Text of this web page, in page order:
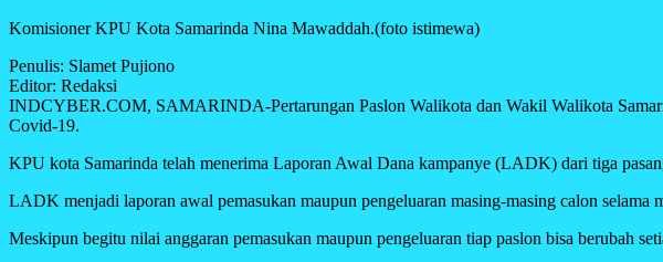
Komisioner KPU Kota Samarinda Nina Mawaddah.(foto istimewa)
Penulis: Slamet Pujiono
Editor: Redaksi
INDCYBER.COM, SAMARINDA-Pertarungan Paslon Walikota dan Wakil Walikota
Covid-19.
KPU kota Samarinda telah menerima Laporan Awal Dana kampanye (LADK) dari tiga
LADK menjadi laporan awal pemasukan maupun pengeluaran masing-masing calon selama
Meskipun begitu nilai anggaran pemasukan maupun pengeluaran tiap paslon bisa berubah